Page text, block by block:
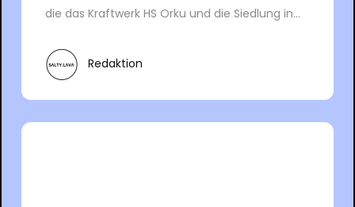
die das Kraftwerk HS Orku und die Siedlung in...
Redaktion